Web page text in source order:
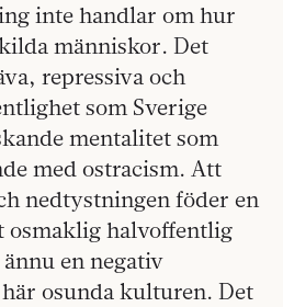
inte handlar om hur
människor. Det
repressiva och
som Sverige
mentalitet som
med ostracism. Att
nedtystningen föder en
halvoffentlig
en negativ
osunda kulturen. Det